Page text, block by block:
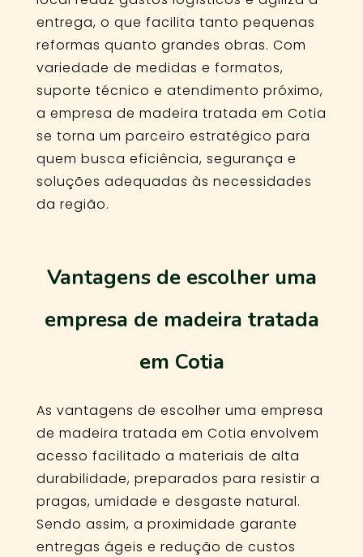
entrega, o que facilita tanto pequenas
reformas quanto grandes obras. Com
variedade de medidas e formatos,
suporte técnico e atendimento próximo,
a empresa de madeira tratada em Cotia
se torna um parceiro estratégico para
quem busca eficiência, segurança e
soluções adequadas às necessidades
da região.
Vantagens de escolher uma
empresa de madeira tratada
em Cotia
As vantagens de escolher uma empresa
de madeira tratada em Cotia envolvem
acesso facilitado a materiais de alta
durabilidade, preparados para resistir a
pragas, umidade e desgaste natural.
Sendo assim, a proximidade garante
entregas ágeis e redução de custos